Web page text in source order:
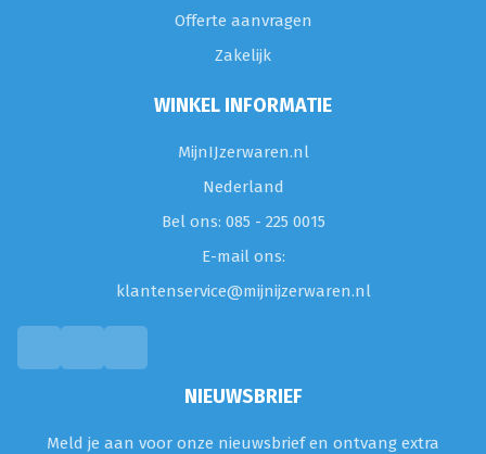
Offerte aanvragen
Zakelijk
WINKEL INFORMATIE
MijnIJzerwaren.nl
Nederland
Bel ons: 085 - 225 0015
E-mail ons:
klantenservice@mijnijzerwaren.nl
NIEUWSBRIEF
Meld je aan voor onze nieuwsbrief en ontvang extra